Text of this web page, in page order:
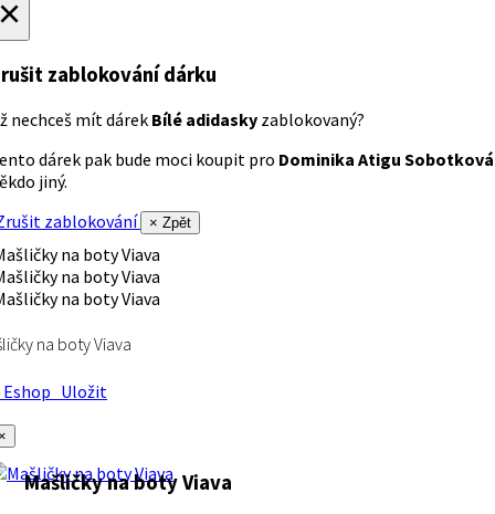
zablokování dárku
nechceš mít dárek Bílé adidasky zablokovaný?
dárek pak bude moci koupit pro Dominika Atigu Sobotková
jiný.
zablokování
× Zpět
na boty Viava
Uložit
Mašličky na boty Viava